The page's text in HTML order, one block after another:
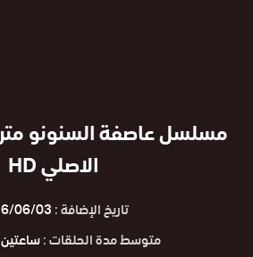
مسلسل عاصفة السنونو
الاصلي HD
تاريخ الإضافة :06/03
متوسط مدة الحلقات :ساعتين و 8